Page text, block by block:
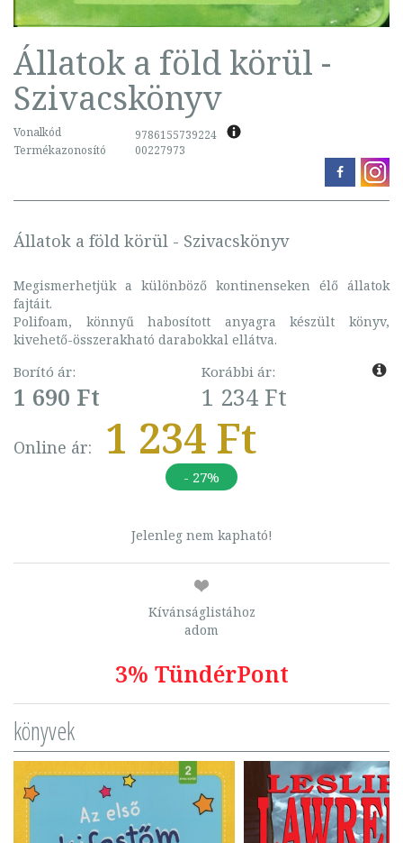
Állatok a föld körül -
Szivacskönyv
Vonalkód
9786155739224
Termékazonosító
00227973
Állatok a föld körül - Szivacskönyv
Megismerhetjük a különböző kontinenseken élő állatok
fajtáit.
Polifoam, könnyű habosított anyagra készült könyv,
kivehető-összerakható darabokkal ellátva.
Borító ár:
1 690 Ft
Korábbi ár:
1 234 Ft
Online ár: 1 234 Ft
- 27%
Jelenleg nem kapható!
Kívánságlistához
adom
3% TündérPont
könyvek